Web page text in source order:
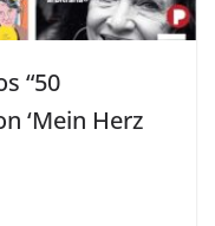
“50
‘Mein Herz